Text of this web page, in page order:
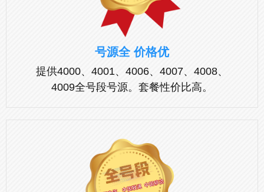
号源全 价格优
提供4000、4001、4006、4007、4008、
4009全号段号源。套餐性价比高。